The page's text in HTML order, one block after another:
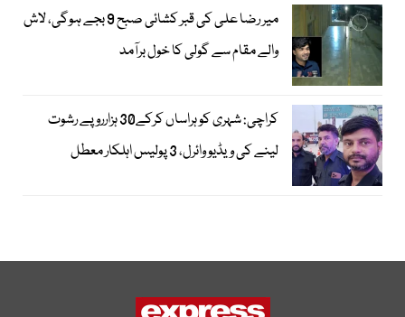
میر رضا علی کی قبر کشائی صبح 9 بجے ہوگی، لاش
والے مقام سے گولی کا خول برآمد
کراچی: شہری کو ہراساں کرکے30 ہزارروپے رشوت
لینے کی ویڈیو وائرل، 3 پولیس اہلکار معطل